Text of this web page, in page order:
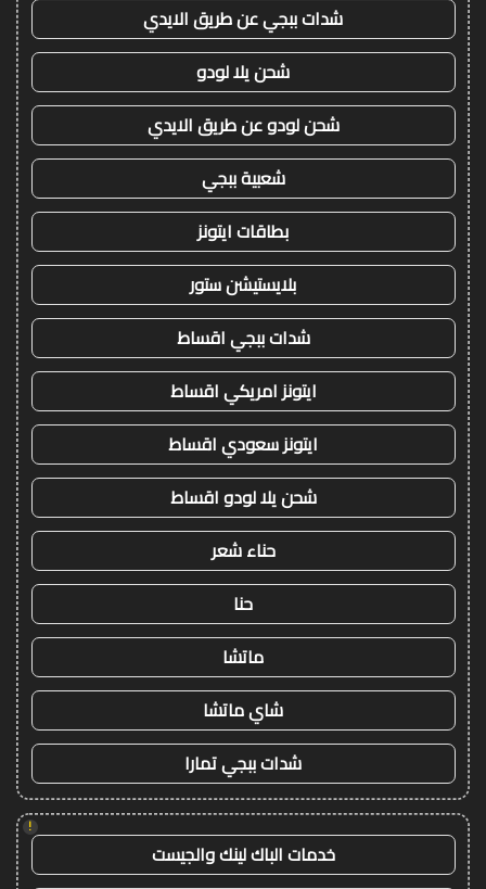
شدات ببجي عن طريق الايدي
شحن يلا لودو
شحن لودو عن طريق الايدي
شعبية ببجي
بطاقات ايتونز
بلايستيشن ستور
شدات ببجي اقساط
ايتونز امريكي اقساط
ايتونز سعودي اقساط
شحن يلا لودو اقساط
حناء شعر
حنا
ماتشا
شاي ماتشا
شدات ببجي تمارا
!
خدمات الباك لينك والجيست